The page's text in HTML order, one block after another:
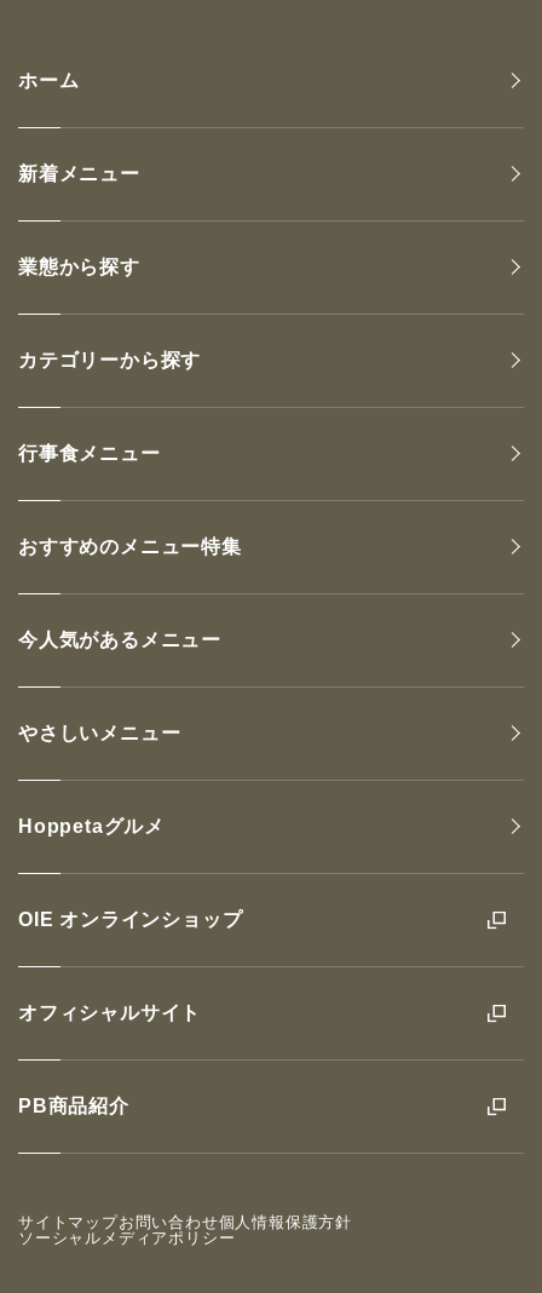
OIE オンラインショップ
オフィシャルサイト
PB商品紹介
ホーム
新着メニュー
業態から探す
カテゴリーから探す
行事食メニュー
おすすめのメニュー特集
今人気があるメニュー
やさしいメニュー
Hoppetaグルメ
サイトマップお問い合わせ個人情報保護方針
ソーシャルメディアポリシー